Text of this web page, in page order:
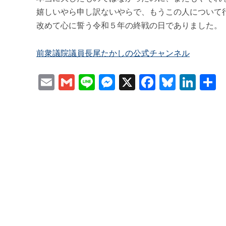
嬉しいやら申し訳ないやらで、もうこの人について
改めて心に誓う令和５年の終戦の日でありました。
前衆議院議員長尾たかしの公式チャンネル
EmailGmail
LineMessenger
X Facebook
Bluesky